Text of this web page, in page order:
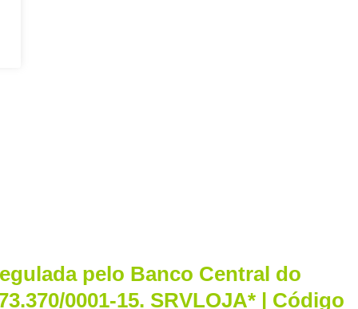
pelo Banco Central do
0001-15. SRVLOJA* | Código